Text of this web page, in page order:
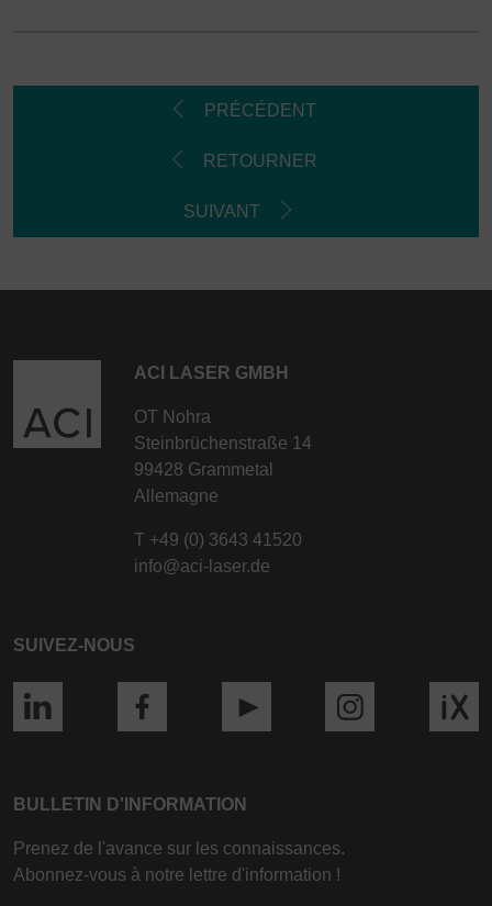
PRÉCÉDENT
RETOURNER
SUIVANT
ACI LASER GMBH
OT Nohra
Steinbrüchenstraße 14
99428 Grammetal
Allemagne
T +49 (0) 3643 41520
info@aci-laser.de
SUIVEZ-NOUS
BULLETIN D'INFORMATION
Prenez de l'avance sur les connaissances.
Abonnez-vous à notre lettre d'information !